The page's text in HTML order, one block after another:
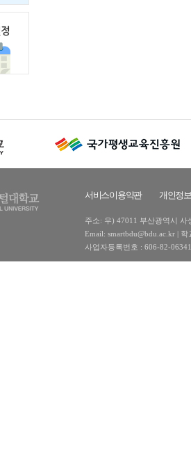
서비스이용약관 개인정
주소: 우) 47011 부산광역시 사
Email: smartbdu@bdu.ac.kr |
사업자등록번호 : 606-82-